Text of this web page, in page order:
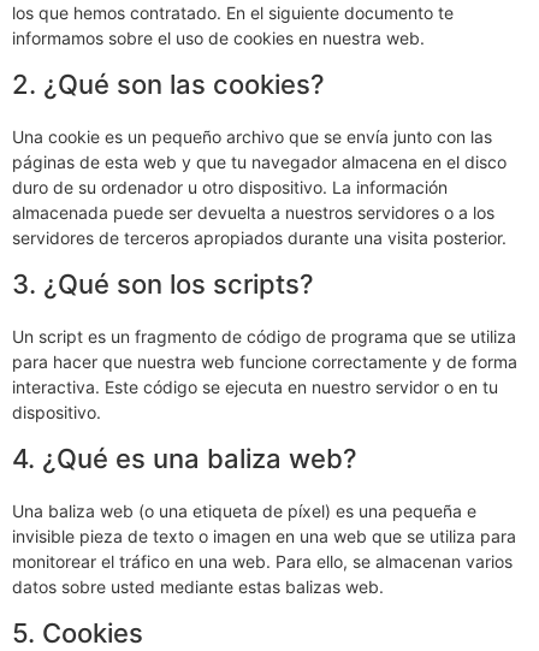
los que hemos contratado. En el siguiente documento te
informamos sobre el uso de cookies en nuestra web.
2. ¿Qué son las cookies?
Una cookie es un pequeño archivo que se envía junto con las
páginas de esta web y que tu navegador almacena en el disco
duro de su ordenador u otro dispositivo. La información
almacenada puede ser devuelta a nuestros servidores o a los
servidores de terceros apropiados durante una visita posterior.
3. ¿Qué son los scripts?
Un script es un fragmento de código de programa que se utiliza
para hacer que nuestra web funcione correctamente y de forma
interactiva. Este código se ejecuta en nuestro servidor o en tu
dispositivo.
4. ¿Qué es una baliza web?
Una baliza web (o una etiqueta de píxel) es una pequeña e
invisible pieza de texto o imagen en una web que se utiliza para
monitorear el tráfico en una web. Para ello, se almacenan varios
datos sobre usted mediante estas balizas web.
5. Cookies